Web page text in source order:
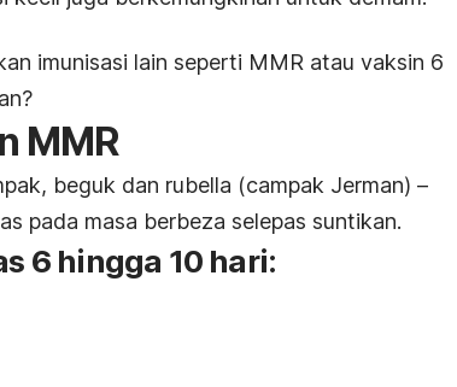
imunisasi lain seperti MMR atau vaksin 6
MMR
beguk dan rubella (campak Jerman) –
pada masa berbeza selepas suntikan.
6 hingga 10 hari: